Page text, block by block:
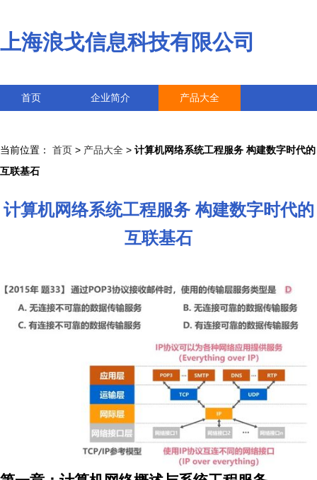
上海浪戈信息科技有限公司
首页 企业简介 产品大全
当前位置： 首页 > 产品大全 > 计算机网络系统工程服务 构建数字时代的
互联基石
计算机网络系统工程服务 构建数字时代的
互联基石